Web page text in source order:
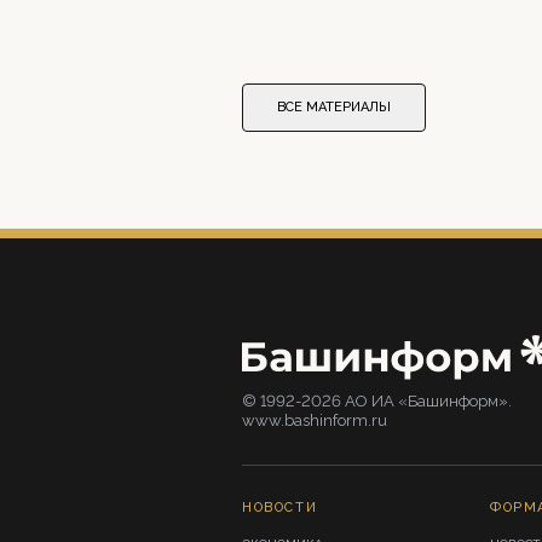
ВСЕ МАТЕРИАЛЫ
© 1992-2026 АО ИА «Башинформ».
www.bashinform.ru
НОВОСТИ